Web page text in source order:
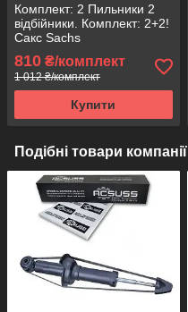
Комплект: 2 Пильники 2
відбійники. Комплект: 2+2!
Сакс Sachs
810 ₴/комплект
1 012 ₴/комплект
Купити
Подібні товари компанії